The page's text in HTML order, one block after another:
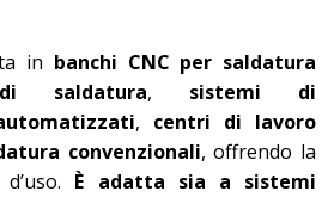
in banchi CNC per saldatura
saldatura, sistemi di
, centri di lavoro
convenzionali, offrendo la
È adatta sia a sistemi